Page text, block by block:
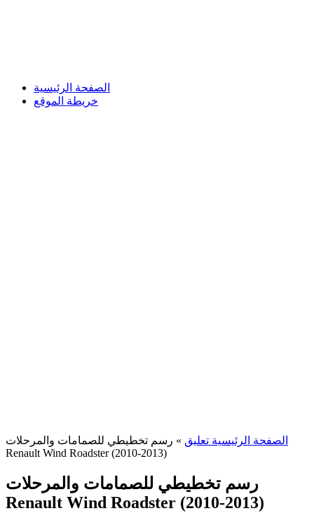
الصفحة الرئيسية
خريطة الموقع
الصفحة الرئيسية تعليق » رسم تخطيطي للصمامات والمرحلات
Renault Wind Roadster (2010-2013)
رسم تخطيطي للصمامات والمرحلات
Renault Wind Roadster (2010-2013)